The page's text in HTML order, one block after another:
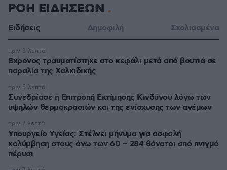
ΡΟΗ ΕΙΔΗΣΕΩΝ
Ειδήσεις Δημοφιλή Σχολιασμένα
8χρονος τραυματίστηκε στο κεφάλι μετά από βουτιά σε
παραλία της Χαλκιδικής
πριν 3 λεπτά
Συνεδρίασε η Επιτροπή Εκτίμησης Κινδύνου λόγω των
υψηλών θερμοκρασιών και της ενίσχυσης των ανέμων
πριν 5 λεπτά
Υπουργείο Υγείας: Στέλνει μήνυμα για ασφαλή
κολύμβηση στους άνω των 60 – 284 θάνατοι από πνιγμό
πέρυσι
πριν 7 λεπτά